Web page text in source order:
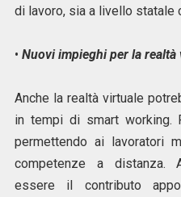
di lavoro, sia a livello statale
• Nuovi impieghi per la realtà
Anche la realtà virtuale
in tempi di smart working.
permettendo ai lavoratori
competenze a distanza.
essere il contributo